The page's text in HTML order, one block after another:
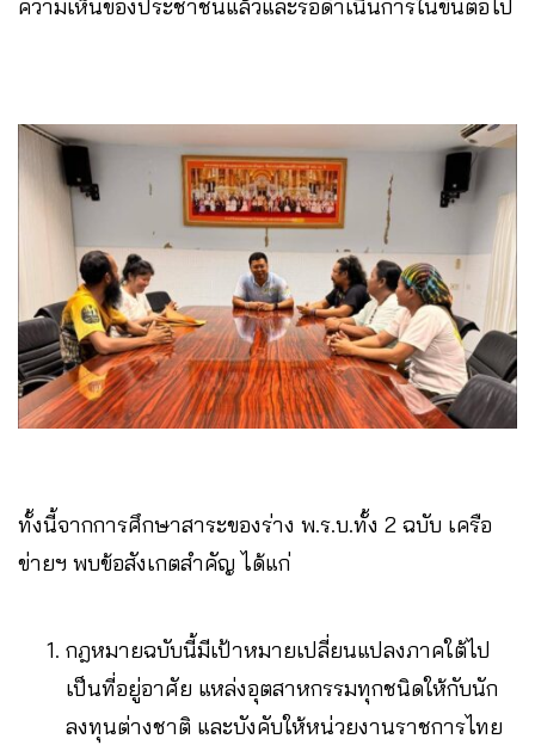
ความเห็นของประชาชนแล้วและรอดำเนินการในขั้นต่อไป
ทั้งนี้จากการศึกษาสาระของร่าง พ.ร.บ.ทั้ง 2 ฉบับ เครือ
ข่ายฯ พบข้อสังเกตสำคัญ ได้แก่
กฎหมายฉบับนี้มีเป้าหมายเปลี่ยนแปลงภาคใต้ไป
เป็นที่อยู่อาศัย แหล่งอุตสาหกรรมทุกชนิดให้กับนัก
ลงทุนต่างชาติ และบังคับให้หน่วยงานราชการไทย